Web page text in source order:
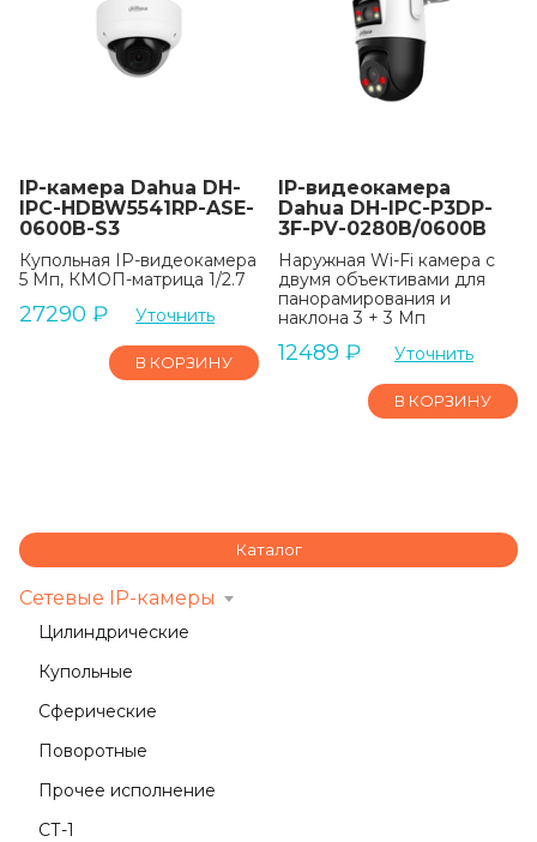
IP-камера Dahua DH-
IPC-HDBW5541RP-ASE-
0600B-S3
Купольная IP-видеокамера
5 Мп, КМОП-матрица 1/2.7
27290 ₽ Уточнить
В КОРЗИНУ
IP-видеокамера
Dahua DH-IPC-P3DP-
3F-PV-0280B/0600B
Наружная Wi-Fi камера с
двумя объективами для
панорамирования и
наклона 3 + 3 Мп
12489 ₽ Уточнить
В КОРЗИНУ
Каталог
Сетевые IP-камеры
Цилиндрические
Купольные
Сферические
Поворотные
Прочее исполнение
СТ-1